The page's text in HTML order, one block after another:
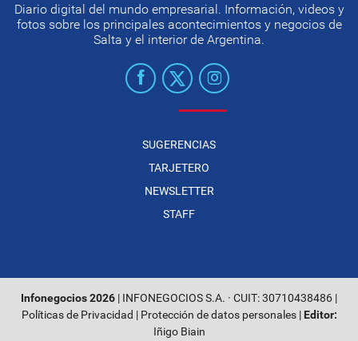
Diario digital del mundo empresarial. Información, videos y
fotos sobre los principales acontecimientos y negocios de
Salta y el interior de Argentina.
SUGERENCIAS
TARJETERO
NEWSLETTER
STAFF
Infonegocios 2026 | INFONEGOCIOS S.A. · CUIT: 30710438486 |
Políticas de Privacidad | Protección de datos personales| Editor:
Iñigo Biain